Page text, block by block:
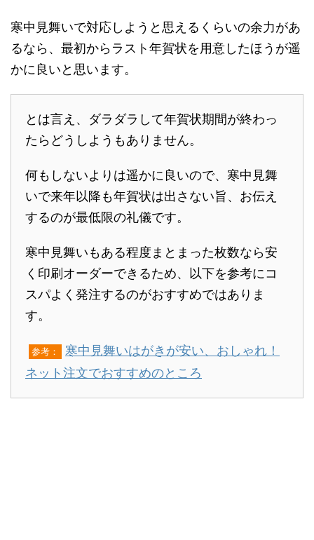
寒中見舞いで対応しようと思えるくらいの余力があ
るなら、最初からラスト年賀状を用意したほうが遥
かに良いと思います。
とは言え、ダラダラして年賀状期間が終わっ
たらどうしようもありません。
何もしないよりは遥かに良いので、寒中見舞
いで来年以降も年賀状は出さない旨、お伝え
するのが最低限の礼儀です。
寒中見舞いもある程度まとまった枚数なら安
く印刷オーダーできるため、以下を参考にコ
スパよく発注するのがおすすめではありま
す。
参考：
寒中見舞いはがきが安い、おしゃれ！
ネット注文でおすすめのところ